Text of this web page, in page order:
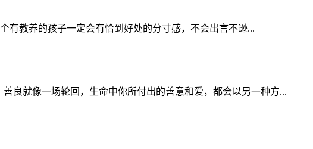
有教养的孩子一定会有恰到好处的分寸感，不会出言不逊...
良就像一场轮回，生命中你所付出的善意和爱，都会以另一种方...